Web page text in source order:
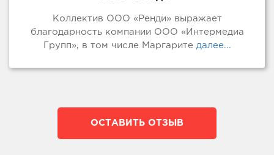
Коллектив ООО «Ренди» выражает
благодарность компании ООО «Интермедиа
Групп», в том числе Маргарите далее...
ОСТАВИТЬ ОТЗЫВ